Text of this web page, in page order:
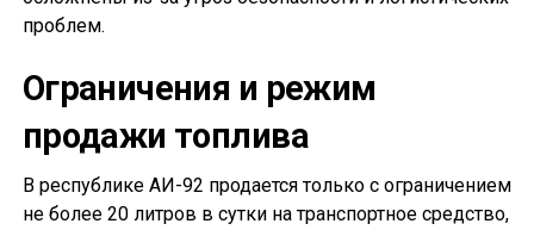
проблем.
Ограничения и режим
продажи топлива
В республике АИ-92 продается только с ограничением
не более 20 литров в сутки на транспортное средство,